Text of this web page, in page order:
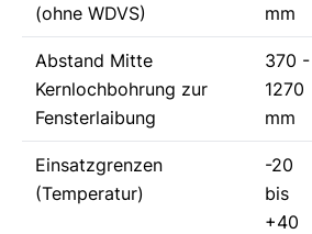
(ohne WDVS)
mm
Abstand Mitte
Kernlochbohrung zur
Fensterlaibung
370 -
1270
mm
Einsatzgrenzen
(Temperatur)
-20
bis
+40